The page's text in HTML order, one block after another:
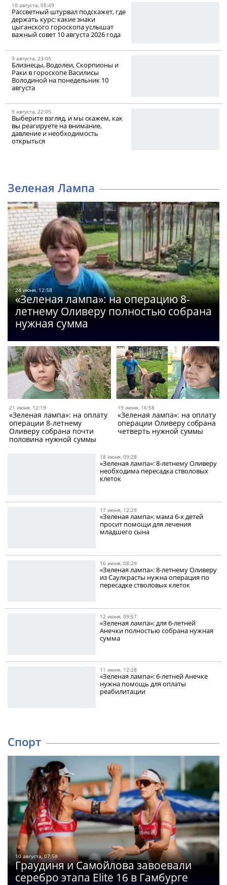
10 августа, 05:49
Рассветный штурвал подскажет, где
держать курс: какие знаки
цыганского гороскопа услышат
важный совет 10 августа 2026 года
9 августа, 23:05
Близнецы, Водолеи, Скорпионы и
Раки в гороскопе Василисы
Володиной на понедельник 10
августа
9 августа, 22:05
Выберите взгляд, и мы скажем, как
вы реагируете на внимание,
давление и необходимость
открыться
Зеленая Лампа
24 июня, 12:58
«Зеленая лампа»: на операцию 8-
летнему Оливеру полностью собрана
нужная сумма
21 июня, 12:19
«Зеленая лампа»: на оплату
операции 8-летнему
Оливеру собрана почти
половина нужной суммы
19 июня, 16:58
«Зеленая лампа»: на оплату
операции Оливеру собрана
четверть нужной суммы
18 июня, 09:28
«Зеленая лампа»: 8-летнему Оливеру
необходима пересадка стволовых
клеток
17 июня, 12:29
«Зеленая лампа»: мама 6-х детей
просит помощи для лечения
младшего сына
16 июня, 08:29
«Зеленая лампа»: 8-летнему Оливеру
из Саулкрасты нужна операция по
пересадке стволовых клеток
12 июня, 09:57
«Зеленая лампа»: для 6-летней
Анечки полностью собрана нужная
сумма
11 июня, 12:28
«Зеленая лампа»: 6-летней Анечке
нужна помощь для оплаты
реабилитации
Спорт
10 августа, 07:58
Граудиня и Самойлова завоевали
серебро этапа Elite 16 в Гамбурге